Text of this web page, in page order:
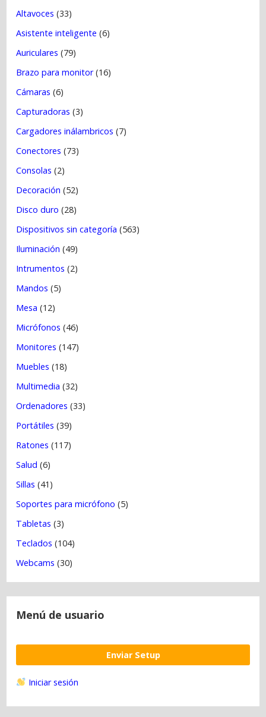
Altavoces (33)
Asistente inteligente (6)
Auriculares (79)
Brazo para monitor(16)
Cámaras (6)
Capturadoras (3)
Cargadores inálambricos (7)
Conectores (73)
Consolas (2)
Decoración (52)
Disco duro (28)
Dispositivos sin categoría (563)
Iluminación (49)
Intrumentos (2)
Mandos (5)
Mesa (12)
Micrófonos (46)
Monitores (147)
Muebles (18)
Multimedia (32)
Ordenadores (33)
Portátiles (39)
Ratones (117)
Salud (6)
Sillas (41)
Soportes para micrófono (5)
Tabletas (3)
Teclados (104)
Webcams (30)
Menú de usuario
Enviar Setup
Iniciar sesión